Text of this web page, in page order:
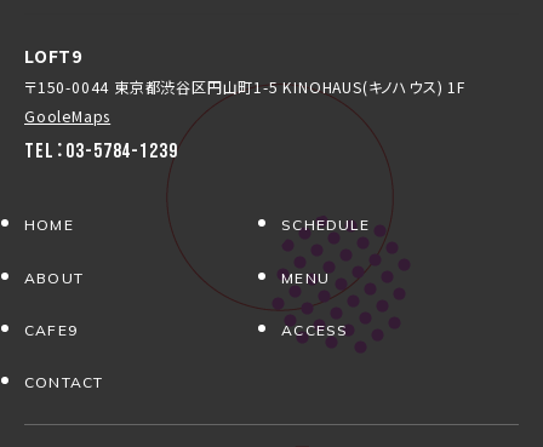
LOFT9
〒150-0044 東京都渋谷区円山町1-5 KINOHAUS(キノハウス) 1F
GooleMaps
TEL：03-5784-1239
HOME SCHEDULE
ABOUT MENU
CAFE9 ACCESS
CONTACT